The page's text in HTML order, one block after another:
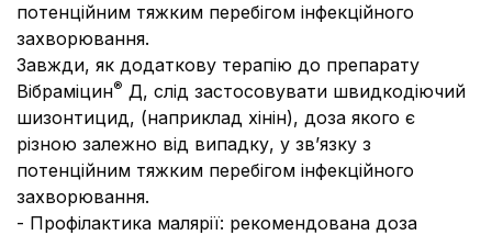
потенційним тяжким перебігом інфекційного
захворювання.
Завжди, як додаткову терапію до препарату
Вібраміцин® Д, слід застосовувати швидкодіючий
шизонтицид, (наприклад хінін), доза якого є
різною залежно від випадку, у зв’язку з
потенційним тяжким перебігом інфекційного
захворювання.
- Профілактика малярії: рекомендована доза